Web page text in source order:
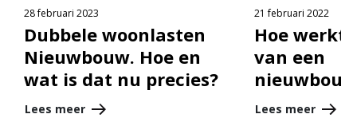
28 februari 2023
Dubbele woonlasten
Nieuwbouw. Hoe en
wat is dat nu precies?
Lees meer
21 februari 2022
Hoe werkt
van een
Lees meer